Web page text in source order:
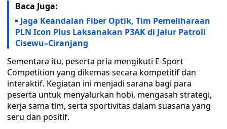
Baca Juga:
Jaga Keandalan Fiber Optik, Tim Pemeliharaan
PLN Icon Plus Laksanakan P3AK di Jalur Patroli
Cisewu–Ciranjang
Sementara itu, peserta pria mengikuti E-Sport
Competition yang dikemas secara kompetitif dan
interaktif. Kegiatan ini menjadi sarana bagi para
peserta untuk menyalurkan hobi, mengasah strategi,
kerja sama tim, serta sportivitas dalam suasana yang
seru dan positif.